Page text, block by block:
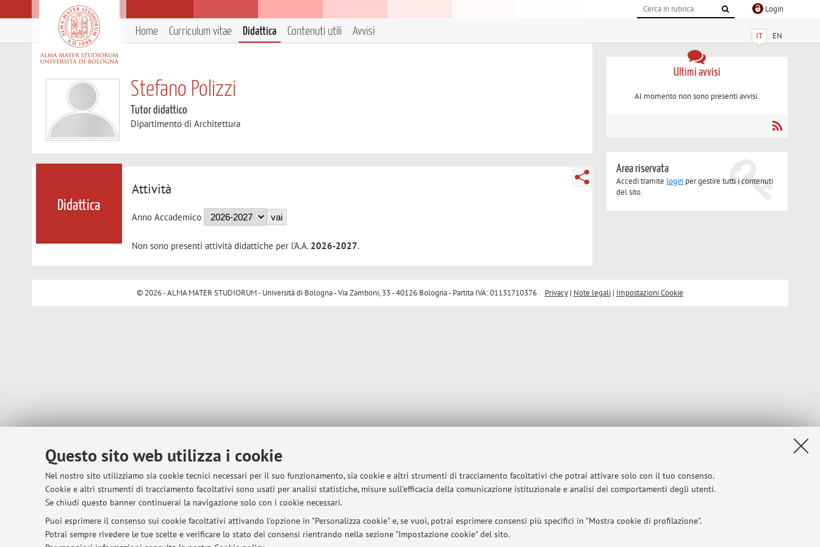
Questo sito web utilizza i cookie
Nel nostro sito utilizziamo sia cookie tecnici necessari per il suo funzionamento, sia cookie e altri strumenti di tracciamento facoltativi che potrai attivare solo con il tuo consenso.
Cookie e altri strumenti di tracciamento facoltativi sono usati per analisi statistiche, misure sull'efficacia della comunicazione istituzionale e analisi dei comportamenti degli utenti.
Se chiudi questo banner continuerai la navigazione solo con i cookie necessari.
Puoi esprimere il consenso sui cookie facoltativi attivando l'opzione in "Personalizza cookie" e, se vuoi, potrai esprimere consensi più specifici in "Mostra cookie di profilazione".
Potrai sempre rivedere le tue scelte e verificare lo stato dei consensi rientrando nella sezione "Impostazione cookie" del sito.
Login
IT EN
Home Curriculum vitae Didattica Contenuti utili Avvisi
Stefano Polizzi
Tutor didattico
Dipartimento di Architettura
Didattica
Attività
Anno Accademico
Non sono presenti attività didattiche per l'A.A. 2026-2027.
Ultimi avvisi
Al momento non sono presenti avvisi.
Area riservata
Accedi tramite login per gestire tutti i contenuti
del sito.
© 2026 - ALMA MATER STUDIORUM - Università di Bologna - Via Zamboni, 33 - 40126 Bologna - Partita IVA: 01131710376 Privacy| Note legali| Impostazioni Cookie